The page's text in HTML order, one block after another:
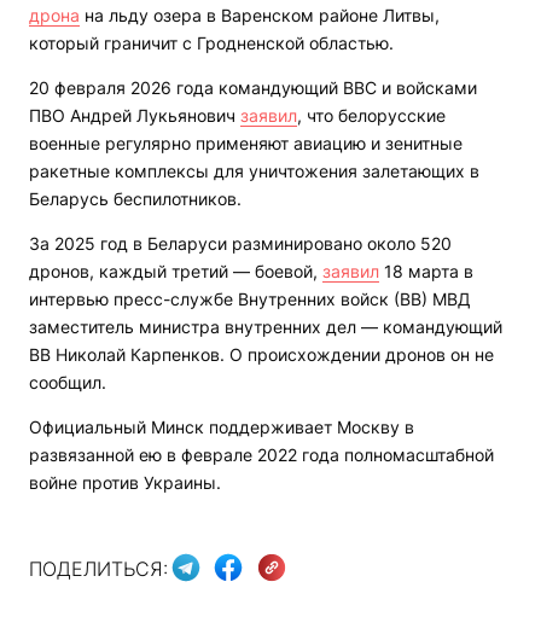
дрона на льду озера в Варенском районе Литвы,
который граничит с Гродненской областью.
20 февраля 2026 года командующий ВВС и войсками
ПВО Андрей Лукьянович заявил, что белорусские
военные регулярно применяют авиацию и зенитные
ракетные комплексы для уничтожения залетающих в
Беларусь беспилотников.
За 2025 год в Беларуси разминировано около 520
дронов, каждый третий — боевой, заявил 18 марта в
интервью пресс-службе Внутренних войск (ВВ) МВД
заместитель министра внутренних дел — командующий
ВВ Николай Карпенков. О происхождении дронов он не
сообщил.
Официальный Минск поддерживает Москву в
развязанной ею в феврале 2022 года полномасштабной
войне против Украины.
ПОДЕЛИТЬСЯ: